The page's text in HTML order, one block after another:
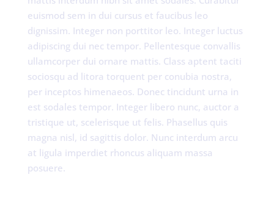
euismod sem in dui cursus et faucibus leo
dignissim. Integer non porttitor leo. Integer luctus
adipiscing dui nec tempor. Pellentesque convallis
ullamcorper dui ornare mattis. Class aptent taciti
sociosqu ad litora torquent per conubia nostra,
per inceptos himenaeos. Donec tincidunt urna in
est sodales tempor. Integer libero nunc, auctor a
tristique ut, scelerisque ut felis. Phasellus quis
magna nisl, id sagittis dolor. Nunc interdum arcu
at ligula imperdiet rhoncus aliquam massa
posuere.